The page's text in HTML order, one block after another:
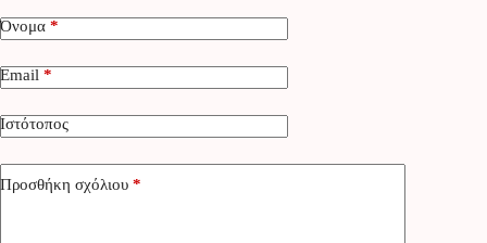
Όνομα *
Email *
Ιστότοπος
Προσθήκη σχόλιου *